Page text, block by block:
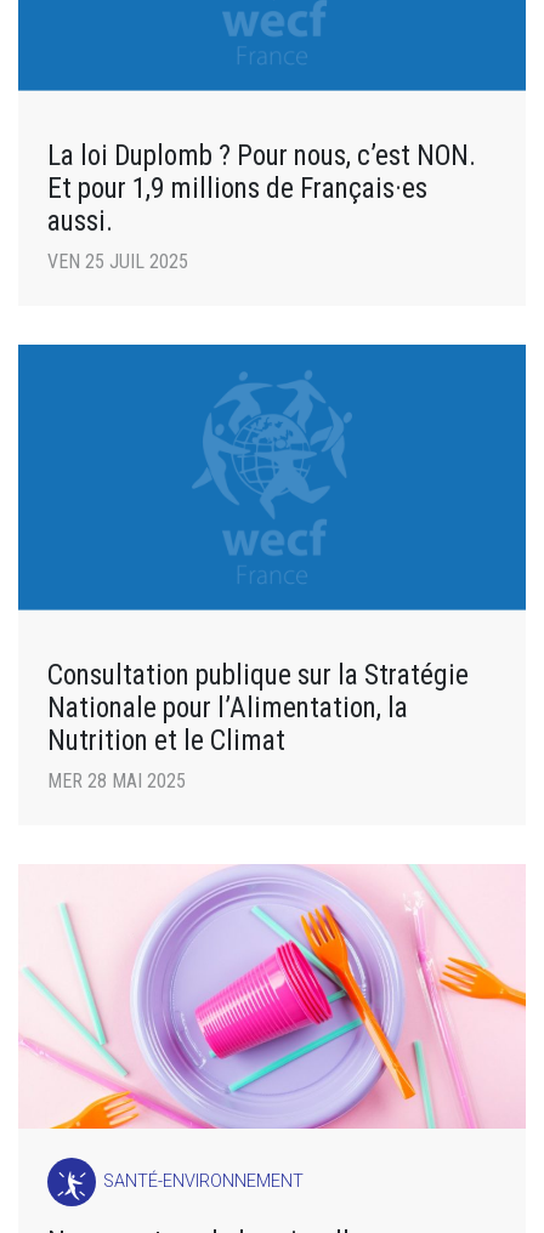
La loi Duplomb ? Pour nous, c’est NON.
Et pour 1,9 millions de Français·es
aussi.
VEN 25 JUIL 2025
Consultation publique sur la Stratégie
Nationale pour l’Alimentation, la
Nutrition et le Climat
MER 28 MAI 2025
SANTÉ-ENVIRONNEMENT